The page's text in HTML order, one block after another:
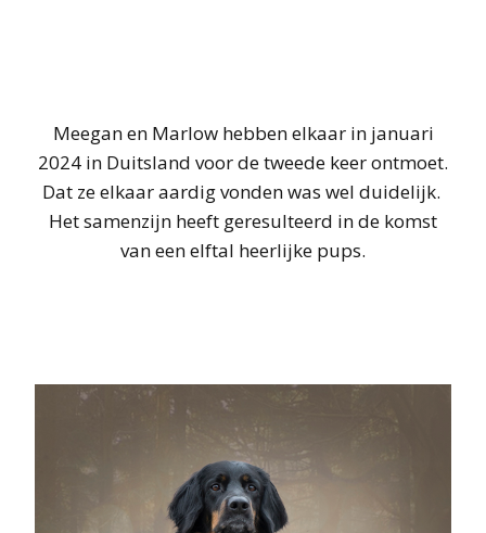
Meegan en Marlow hebben elkaar in januari
2024 in Duitsland voor de tweede keer ontmoet.
Dat ze elkaar aardig vonden was wel duidelijk.
Het samenzijn heeft geresulteerd in de komst
van een elftal heerlijke pups.